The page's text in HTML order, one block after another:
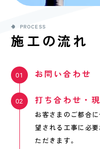
PROCESS
施工の流れ
お問い合わせ
打ち合わせ・
お客さまのご都合
望される工事に必
ただきます。